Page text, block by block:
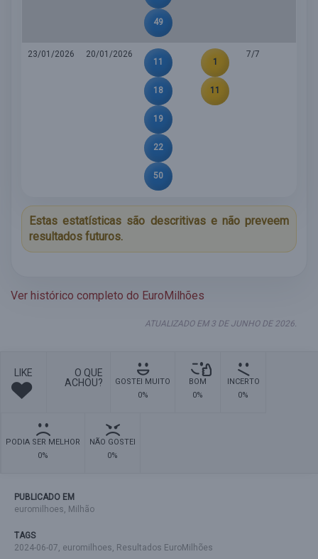
49
23/01/2026
20/01/2026
11
18
19
22
50
1
11
7/7
Estas estatísticas são descritivas e não preveem
resultados futuros.
Ver histórico completo do EuroMilhões
ATUALIZADO EM 3 DE JUNHO DE 2026.
LIKE
O QUE
ACHOU?
GOSTEI MUITO
0%
BOM
0%
INCERTO
0%
PODIA SER MELHOR
0%
NÃO GOSTEI
0%
PUBLICADO EM
euromilhoes, Milhão
TAGS
2024-06-07, euromilhoes, Resultados EuroMilhões